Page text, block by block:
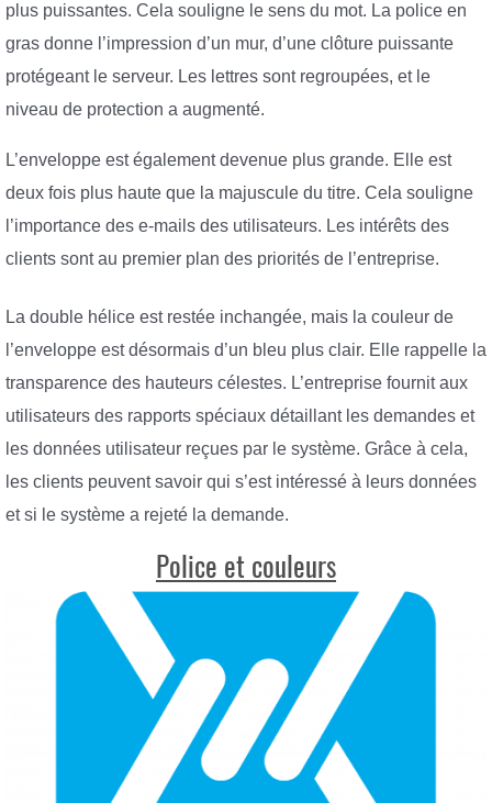
plus puissantes. Cela souligne le sens du mot. La police en
gras donne l’impression d’un mur, d’une clôture puissante
protégeant le serveur. Les lettres sont regroupées, et le
niveau de protection a augmenté.
L’enveloppe est également devenue plus grande. Elle est
deux fois plus haute que la majuscule du titre. Cela souligne
l’importance des e-mails des utilisateurs. Les intérêts des
clients sont au premier plan des priorités de l’entreprise.
La double hélice est restée inchangée, mais la couleur de
l’enveloppe est désormais d’un bleu plus clair. Elle rappelle la
transparence des hauteurs célestes. L’entreprise fournit aux
utilisateurs des rapports spéciaux détaillant les demandes et
les données utilisateur reçues par le système. Grâce à cela,
les clients peuvent savoir qui s’est intéressé à leurs données
et si le système a rejeté la demande.
Police et couleurs